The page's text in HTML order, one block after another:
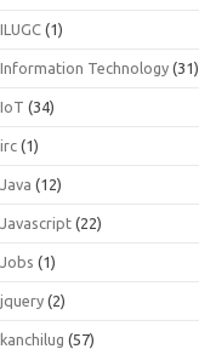
ILUGC (1)
Information Technology (31)
IoT (34)
irc (1)
Java (12)
Javascript (22)
Jobs (1)
jquery (2)
kanchilug (57)